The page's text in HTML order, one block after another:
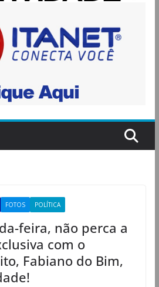
FOTOS POLÍTICA
feira, não perca a
com o
Fabiano do Bim,